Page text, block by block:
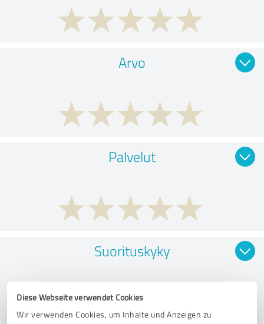
Diese Webseite verwendet Cookies
Wir verwenden Cookies, um Inhalte und Anzeigen zu
Arvo
Palvelut
Suorituskyky